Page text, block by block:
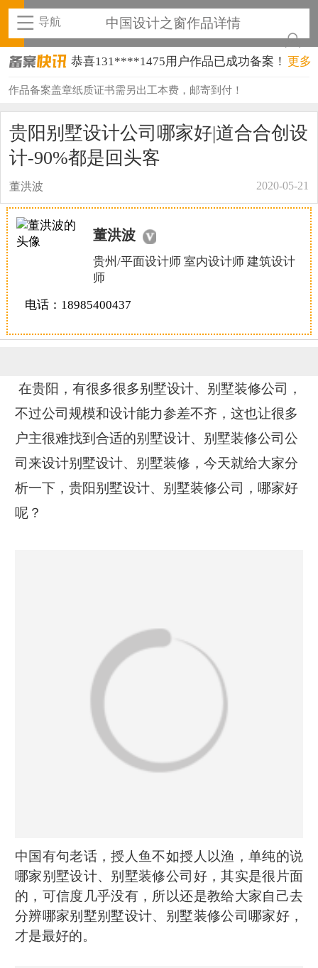
导航 中国设计之窗作品详情
恭喜131****1475用户作品已成功备案！
恭喜133****8874用户作品已成功备案！
恭喜133****9020用户作品已成功备案！
恭喜159****4930用户作品已成功备案！
恭喜150****6483用户作品已成功备案！
恭喜131****2473用户作品已成功备案！
更多
作品备案盖章纸质证书需另出工本费，邮寄到付！
贵阳别墅设计公司哪家好|道合合创设
计-90%都是回头客
董洪波 2020-05-21
董洪波
贵州/平面设计师 室内设计师 建筑设计
师
电话：18985400437
在贵阳，有很多很多别墅设计、别墅装修公司，
不过公司规模和设计能力参差不齐，这也让很多
户主很难找到合适的别墅设计、别墅装修公司公
司来设计别墅设计、别墅装修，今天就给大家分
析一下，贵阳别墅设计、别墅装修公司，哪家好
呢？
中国有句老话，授人鱼不如授人以渔，单纯的说
哪家别墅设计、别墅装修公司好，其实是很片面
的，可信度几乎没有，所以还是教给大家自己去
分辨哪家别墅别墅设计、别墅装修公司哪家好，
才是最好的。